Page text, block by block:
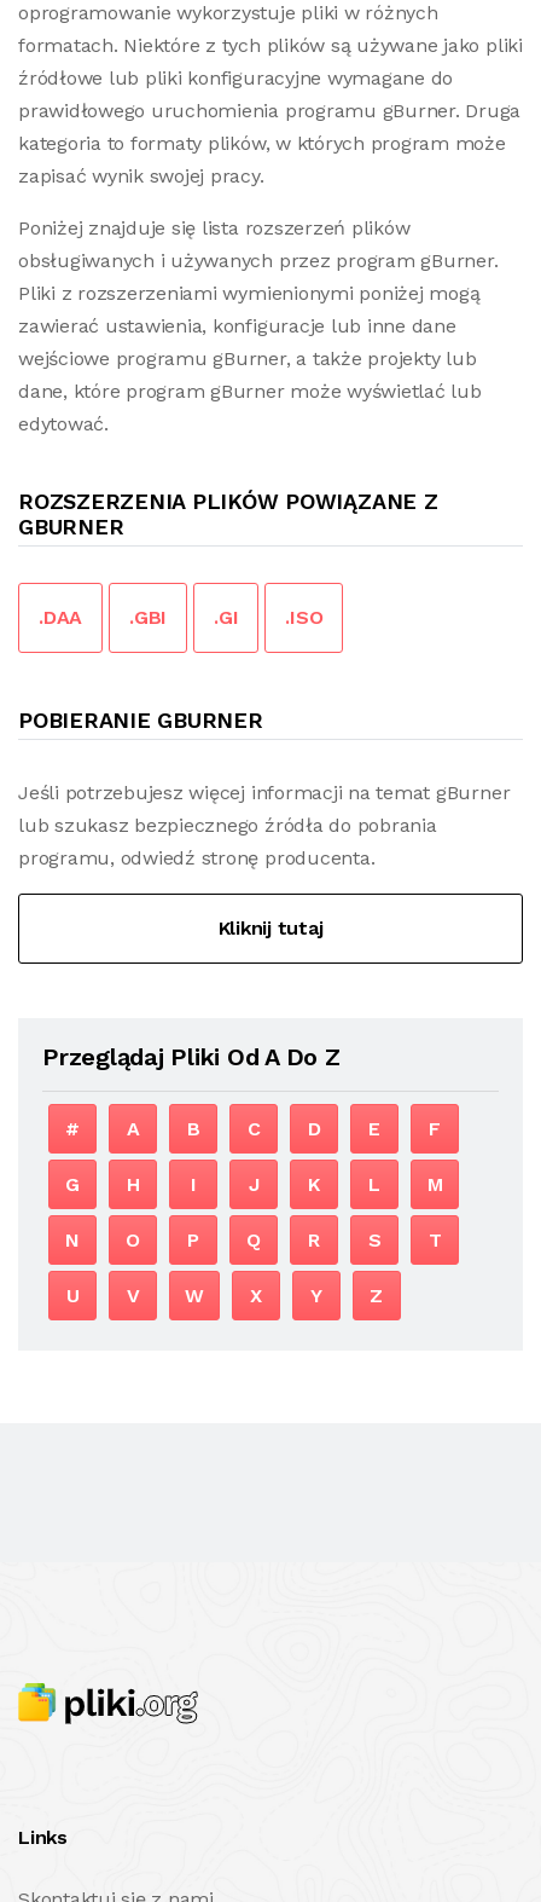
oprogramowanie wykorzystuje pliki w różnych
formatach. Niektóre z tych plików są używane jako pliki
źródłowe lub pliki konfiguracyjne wymagane do
prawidłowego uruchomienia programu gBurner. Druga
kategoria to formaty plików, w których program może
zapisać wynik swojej pracy.
Poniżej znajduje się lista rozszerzeń plików
obsługiwanych i używanych przez program gBurner.
Pliki z rozszerzeniami wymienionymi poniżej mogą
zawierać ustawienia, konfiguracje lub inne dane
wejściowe programu gBurner, a także projekty lub
dane, które program gBurner może wyświetlać lub
edytować.
ROZSZERZENIA PLIKÓW POWIĄZANE Z
GBURNER
.DAA .GBI .GI .ISO
POBIERANIE GBURNER
Jeśli potrzebujesz więcej informacji na temat gBurner
lub szukasz bezpiecznego źródła do pobrania
programu, odwiedź stronę producenta.
Kliknij tutaj
Przeglądaj Pliki Od A Do Z
# A B C D E F
G H I J K L M
N O P Q R S T
U V W X Y Z
Links